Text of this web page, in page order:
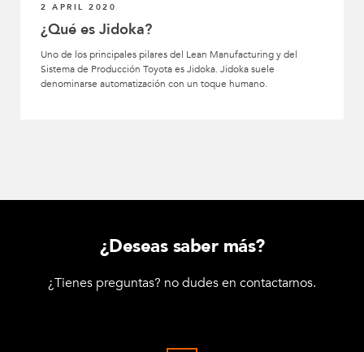
2 APRIL 2020
¿Qué es Jidoka?
Uno de los principales pilares del Lean Manufacturing y del
Sistema de Producción Toyota es Jidoka. Jidoka suele
denominarse automatización con un toque humano.
¿Deseas saber más?
¿Tienes preguntas? no dudes en contactarnos.